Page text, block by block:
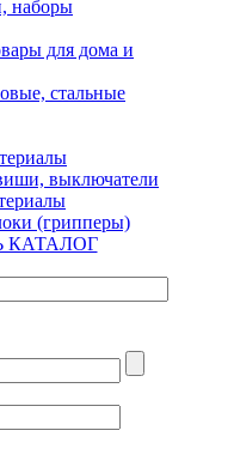
наборы
для дома и
стальные
выключатели
(грипперы)
КАТАЛОГ